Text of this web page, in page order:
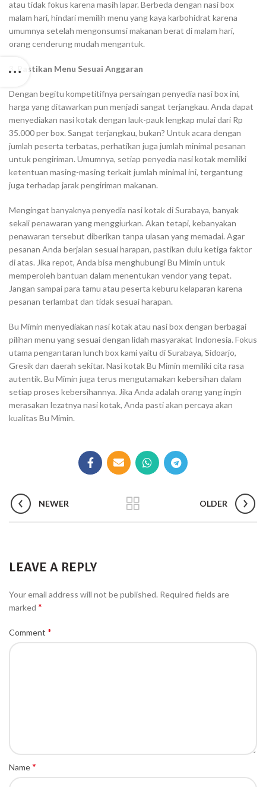
atau tidak fokus karena masih lapar. Berbeda dengan nasi box
malam hari, hindari memilih menu yang kaya karbohidrat karena
umumnya setelah mengonsumsi makanan berat di malam hari,
orang cenderung mudah mengantuk.
3. Pastikan Menu Sesuai Anggaran
Dengan begitu kompetitifnya persaingan penyedia nasi box ini,
harga yang ditawarkan pun menjadi sangat terjangkau. Anda dapat
menyediakan nasi kotak dengan lauk-pauk lengkap mulai dari Rp
35.000 per box. Sangat terjangkau, bukan? Untuk acara dengan
jumlah peserta terbatas, perhatikan juga jumlah minimal pesanan
untuk pengiriman. Umumnya, setiap penyedia nasi kotak memiliki
ketentuan masing-masing terkait jumlah minimal ini, tergantung
juga terhadap jarak pengiriman makanan.
Mengingat banyaknya penyedia nasi kotak di Surabaya, banyak
sekali penawaran yang menggiurkan. Akan tetapi, kebanyakan
penawaran tersebut diberikan tanpa ulasan yang memadai. Agar
pesanan Anda berjalan sesuai harapan, pastikan dulu ketiga faktor
di atas. Jika repot, Anda bisa menghubungi Bu Mimin untuk
memperoleh bantuan dalam menentukan vendor yang tepat.
Jangan sampai para tamu atau peserta keburu kelaparan karena
pesanan terlambat dan tidak sesuai harapan.
Bu Mimin menyediakan nasi kotak atau nasi box dengan berbagai
pilihan menu yang sesuai dengan lidah masyarakat Indonesia. Fokus
utama pengantaran lunch box kami yaitu di Surabaya, Sidoarjo,
Gresik dan daerah sekitar. Nasi kotak Bu Mimin memiliki cita rasa
autentik. Bu Mimin juga terus mengutamakan kebersihan dalam
setiap proses kebersihannya. Jika Anda adalah orang yang ingin
merasakan lezatnya nasi kotak, Anda pasti akan percaya akan
kualitas Bu Mimin.
NEWER OLDER
LEAVE A REPLY
Your email address will not be published. Required fields are
marked *
Comment *
Name*